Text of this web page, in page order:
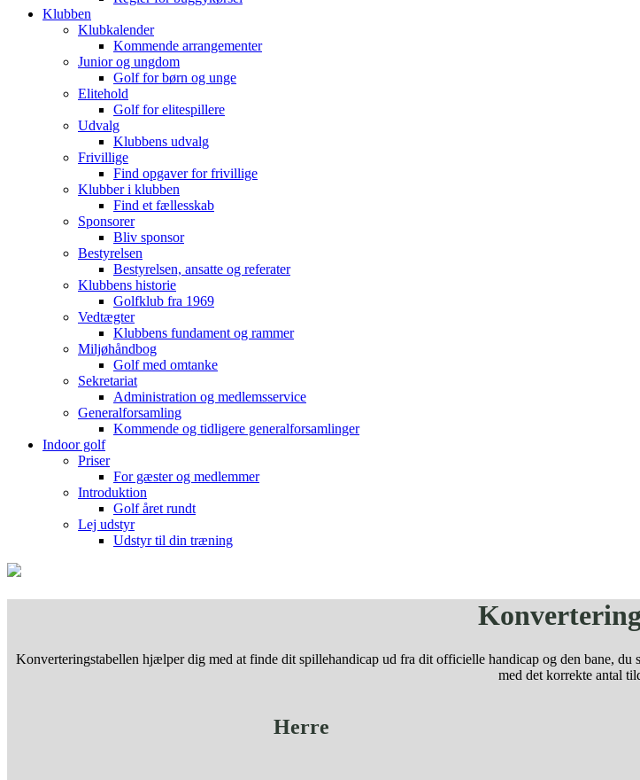
Klubben
Klubkalender
Kommende arrangementer
Junior og ungdom
Golf for børn og unge
Elitehold
Golf for elitespillere
Udvalg
Klubbens udvalg
Frivillige
Find opgaver for frivillige
Klubber i klubben
Find et fællesskab
Sponsorer
Bliv sponsor
Bestyrelsen
Bestyrelsen, ansatte og referater
Klubbens historie
Golfklub fra 1969
Vedtægter
Klubbens fundament og rammer
Miljøhåndbog
Golf med omtanke
Sekretariat
Administration og medlemsservice
Generalforsamling
Kommende og tidligere generalforsamlinger
Indoor golf
Priser
For gæster og medlemmer
Introduktion
Golf året rundt
Lej udstyr
Udstyr til din træning
Konverteringstabellen hjælper dig med at finde dit spillehandicap ud fra dit officielle handicap og den bane,
med det korrekte antal
Herre